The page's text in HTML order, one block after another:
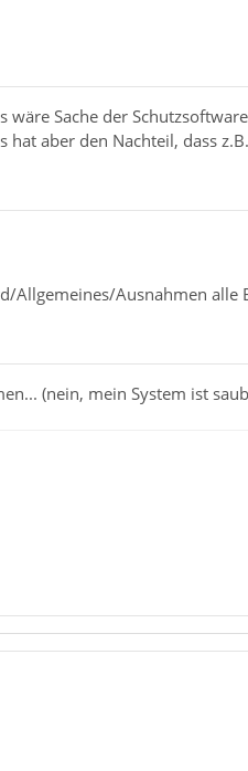
Sache der
hat aber den Nachteil, dass
Allgemeines/Ausnahmen alle
(nein, mein System ist